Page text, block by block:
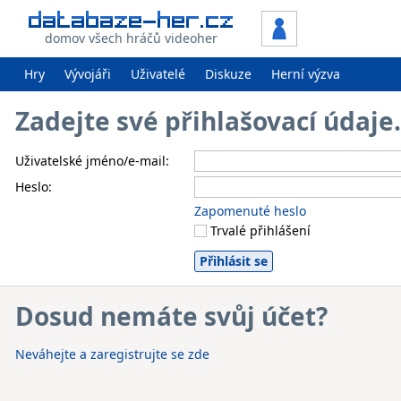
domov všech hráčů videoher
Hry Vývojáři Uživatelé Diskuze Herní výzva
Zadejte své přihlašovací
Uživatelské jméno/e-mail:
Heslo:
Zapomenuté heslo
Trvalé přihlášení
Dosud nemáte svůj účet?
Neváhejte a zaregistrujte se zde